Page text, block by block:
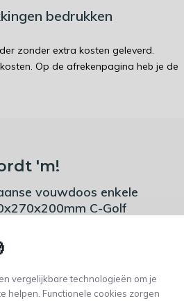
vergelijkbare technologieën om je
helpen. Functionele cookies zorgen
bedrukken
zonder extra kosten geleverd.
Op de afrekenpagina heb je de
'm!
vouwdoos enkele
C-Golf
Toevoegen aan
winkelwagen